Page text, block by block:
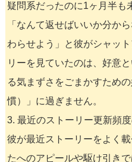
疑問系だったのに1ヶ月半も
「なんて返せばいいか分か
わらせよう」と彼がシャッ
リーを見ていたのは、好意
る気まずさをごまかすため
慣）」に過ぎません。
3. 最近のストーリー更新頻
彼が最近ストーリーをよく
たへのアピールや駆け引き